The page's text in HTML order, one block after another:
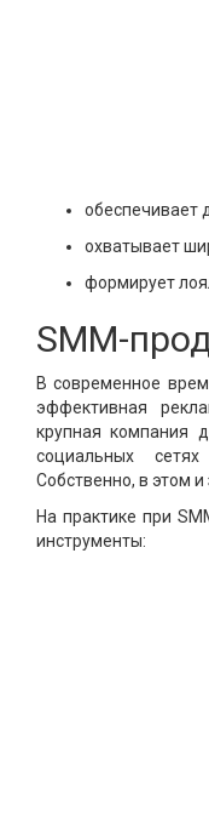
обеспечивает
охватывает
формирует
SMM-
В современное
эффективная
крупная компания
социальных
Собственно, в этом
На практике при
инструменты: